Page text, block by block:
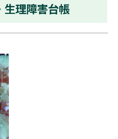
理障害台帳